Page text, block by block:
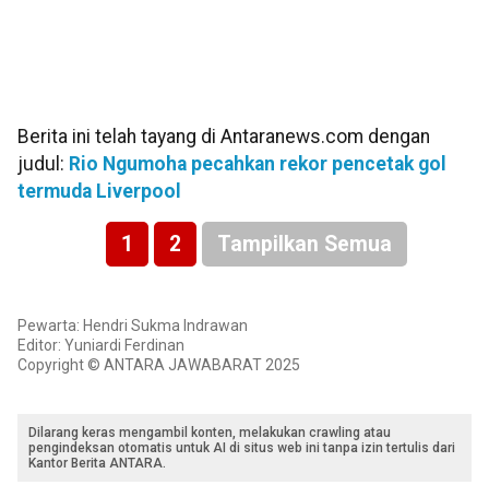
Berita ini telah tayang di Antaranews.com dengan
judul: Rio Ngumoha pecahkan rekor pencetak gol
termuda Liverpool
1 2 Tampilkan Semua
Pewarta: Hendri Sukma Indrawan
Editor: Yuniardi Ferdinan
Copyright © ANTARA JAWABARAT 2025
Dilarang keras mengambil konten, melakukan crawling atau
pengindeksan otomatis untuk AI di situs web ini tanpa izin tertulis dari
Kantor Berita ANTARA.